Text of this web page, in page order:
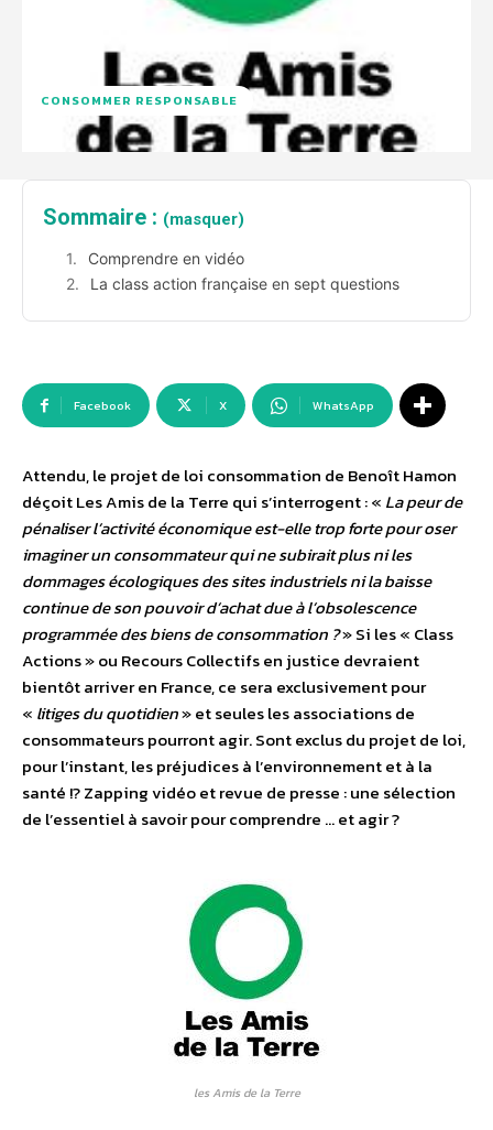
CONSOMMER RESPONSABLE
Sommaire : (masquer)
Comprendre en vidéo
La class action française en sept questions
Facebook X WhatsApp
Attendu, le projet de loi consommation de Benoît Hamon
déçoit Les Amis de la Terre qui s’interrogent : « La peur de
pénaliser l’activité économique est-elle trop forte pour oser
imaginer un consommateur qui ne subirait plus ni les
dommages écologiques des sites industriels ni la baisse
continue de son pouvoir d’achat due à l’obsolescence
programmée des biens de consommation ?» Si les « Class
Actions » ou Recours Collectifs en justice devraient
bientôt arriver en France, ce sera exclusivement pour
« litiges du quotidien» et seules les associations de
consommateurs pourront agir. Sont exclus du projet de loi,
pour l’instant, les préjudices à l’environnement et à la
santé !? Zapping vidéo et revue de presse : une sélection
de l’essentiel à savoir pour comprendre … et agir ?
les Amis de la Terre